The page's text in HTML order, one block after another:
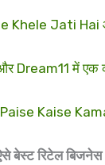
Khele Jati Hai
Dream11 में
Kaise
बेस्ट रिटेल